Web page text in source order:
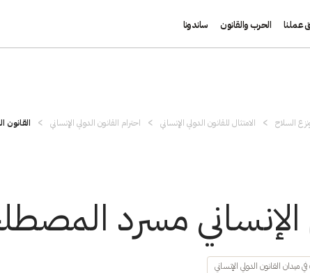
عملنا الحرب والقانون ساندونا
السلاح الامتثال للقانون الدولي الإنساني احترام القانون الدولي الإنساني القانون
الإنساني مسرد
ميدان القانون الدولي الإنساني